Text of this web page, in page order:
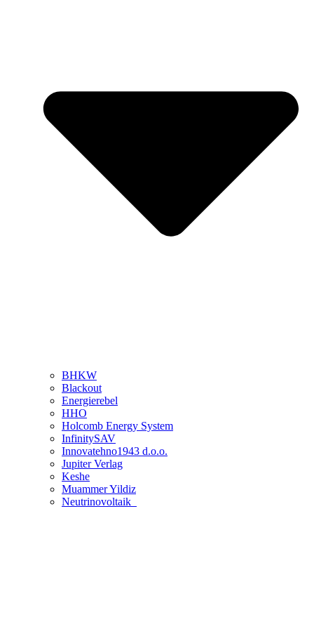
BHKW
Blackout
Energierebel
HHO
Holcomb Energy System
InfinitySAV
Innovatehno1943 d.o.o.
Jupiter Verlag
Keshe
Muammer Yildiz
Neutrinovoltaik